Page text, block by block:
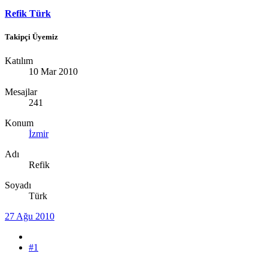
Refik Türk
Takipçi Üyemiz
Katılım
10 Mar 2010
Mesajlar
241
Konum
İzmir
Adı
Refik
Soyadı
Türk
27 Ağu 2010
#1